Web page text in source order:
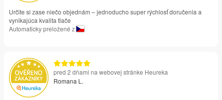
Určite si zase niečo objednám – jednoducho super rýchlosť doručenia a
vynikajúca kvalita tlače
Automaticky preložené z
pred 2 dňami na webovej stránke Heureka
Romana L.